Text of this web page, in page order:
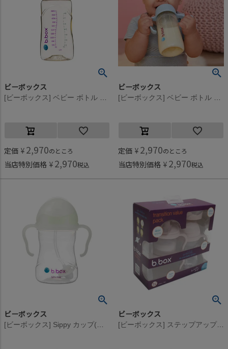
ビーボックス
[ビーボックス] ベビー ボトル 240ml ピオニー
定価 ¥ 2,970のところ
当店特別価格 ¥ 2,970税込
ビーボックス
[ビーボックス] ベビー ボトル 240ml ララバイブルー
定価 ¥ 2,970のところ
当店特別価格 ¥ 2,970税込
ビーボックス
[ビーボックス] Sippy カップ(蓄光) 240ml グロウインザダーク
ビーボックス
[ビーボックス] ステップアップマグパック ブラッシュピンク